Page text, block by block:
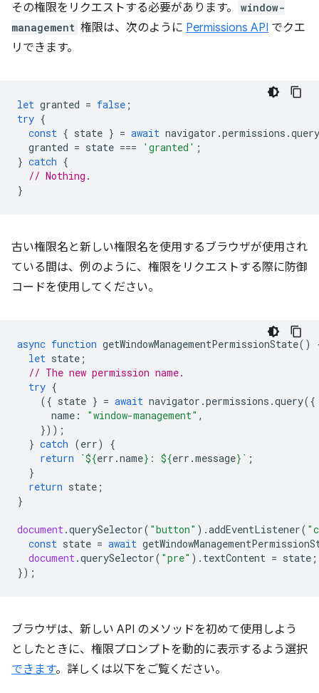
その権限をリクエストする必要があります。
window-
management 権限は、次のように Permissions API でクエ
リできます。
let granted = false ;
try {
const { state } = await navigator .permissions .query
granted = state === 'granted' ;
} catch {
// Nothing.
}
古い権限名と新しい権限名を使用するブラウザが使用され
ている間は、例のように、権限をリクエストする際に防御
コードを使用してください。
async function getWindowManagementPermissionState()
let state ;
// The new permission name.
try {
({ state } = await navigator .permissions .query({
name : "window-management" ,
}));
} catch (err)
{
return
`${err .name} : ${err .message} ` ;
}
return state ;
}
document.querySelector( "button" ).addEventListener(
const state = await
document.querySelector( "pre" ). textContent = state ;
});
ブラウザは、新しい API のメソッドを初めて使用しよう
としたときに、権限プロンプトを動的に表示するよう選択
できます。詳しくは以下をご覧ください。